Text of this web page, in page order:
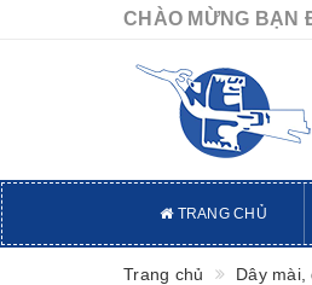
CHÀO MỪNG BẠN
TRANG CHỦ
Trang chủ Dây mài,